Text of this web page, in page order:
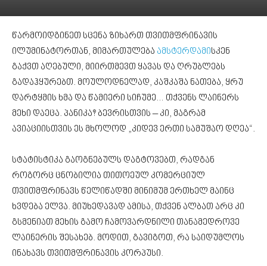
წარმოიდგინეთ სცენა ზიხართ თვითმფრინავის
ილუმინატორთან, მიმართულება ამსტერდამისკენ
გაქვთ აღებული, მიირთმევთ ყავას და ღრუბლებს
გადაჰყურებთ. მოულოდნელად, კაშკაშა ნათება, ყრუ
დარტყმის ხმა და წამიერი სიჩუმე… თქვენს ლაინერს
მეხი დაეცა. პანიკა? ბევრისთვის – კი, მაგრამ
ავიაციისთვის ეს მხოლოდ „კიდევ ერთი სამუშაო დღეა“.
სტატისტიკა გაოგნებულს დაგტოვებთ, რადგან
როგორც ცნობილია თითოეულ კომერციულ
თვითმფრინავს წელიწადში მინიმუმ ერთხელ მაინც
ხვდება ელვა. მიუხედავად ამისა, თქვენ ალბათ არც კი
გსმენიათ მეხის გამო ჩამოვარდნილი თანამედროვე
ლაინერის შესახებ. მოდით, გავიგოთ, რა საიდუმლოს
ინახავს თვითმფრინავის კორპუსი.